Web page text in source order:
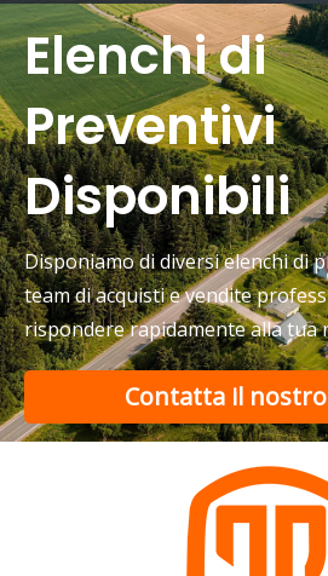
Cosa dovrebbero controllare gli acquirenti quando scelgono un’auto elettrica a bassa velocità?
Una guida completa
Elenchi di
Preventivi
Disponibili
Disponiamo di diversi elenchi di
team di acquisti e vendite
rispondere rapidamente alla tua
Contatta il
supporto